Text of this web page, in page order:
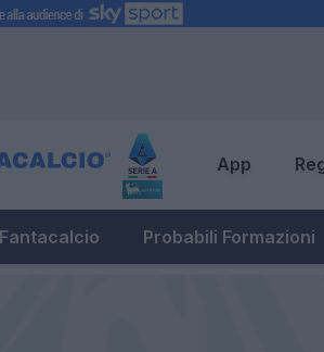
App
Fantacalcio Probabili Formazioni